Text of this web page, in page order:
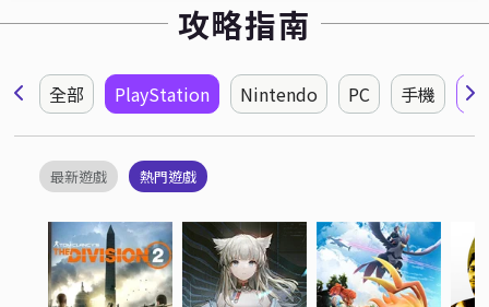
攻略指南
全部 PlayStation Nintendo PC 手機
最新遊戲 熱門遊戲